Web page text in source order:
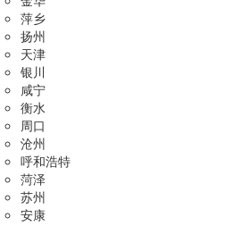
萍乡
扬州
天津
银川
咸宁
衡水
周口
沧州
呼和浩特
菏泽
苏州
安康